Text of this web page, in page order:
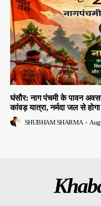
घंसौर: नाग पंचमी के पावन
कांवड़ यात्रा, नर्मदा जल से
SHUBHAM SHARMA -